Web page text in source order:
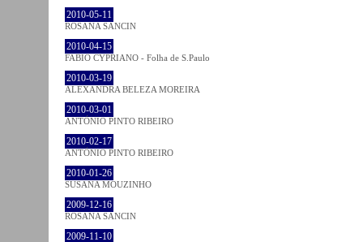
2010-05-11
ROSANA SANCIN
2010-04-15
FABIO CYPRIANO - Folha de S.Paulo
2010-03-19
ALEXANDRA BELEZA MOREIRA
2010-03-01
ANTÓNIO PINTO RIBEIRO
2010-02-17
ANTÓNIO PINTO RIBEIRO
2010-01-26
SUSANA MOUZINHO
2009-12-16
ROSANA SANCIN
2009-11-10